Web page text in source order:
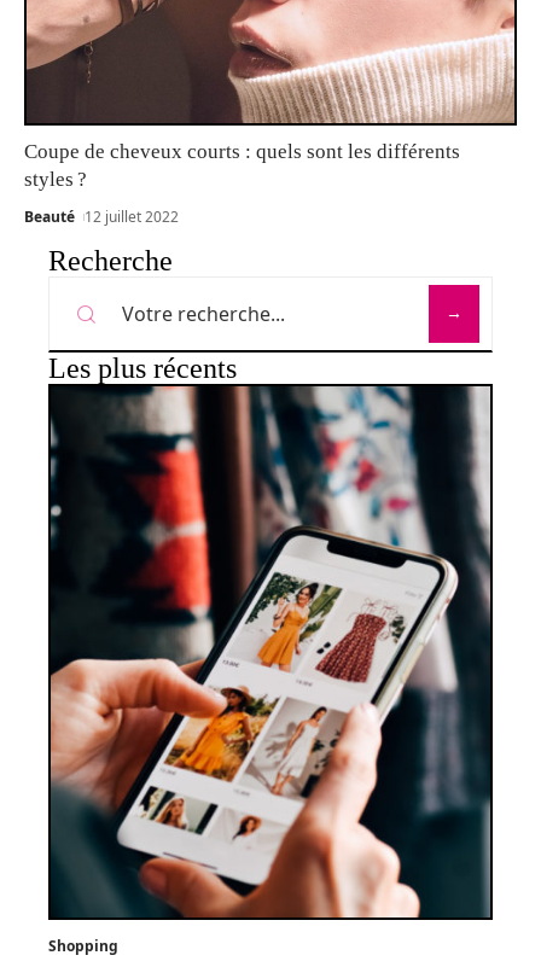
Coupe de cheveux courts : quels sont les différents
styles ?
Beauté 12 juillet 2022
Recherche
Les plus récents
Shopping